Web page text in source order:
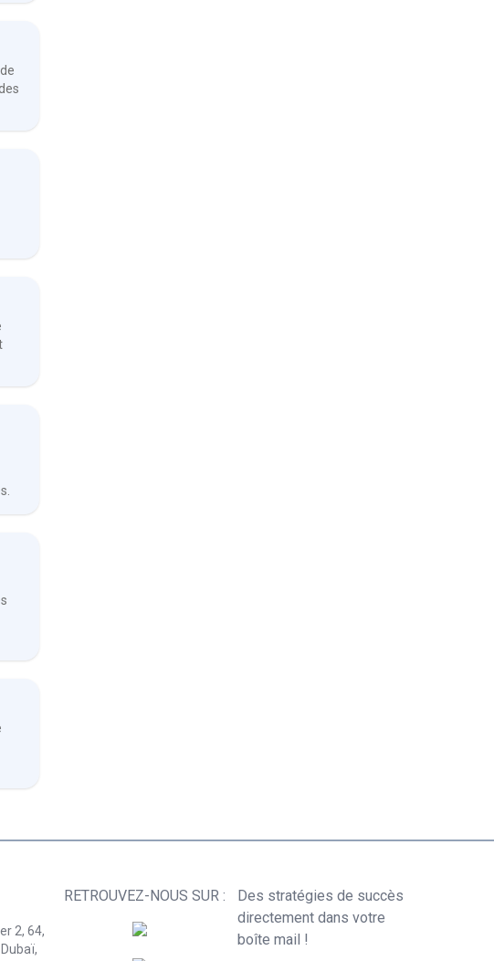
2, 64,
RETROUVEZ-NOUS SUR :
Des stratégies de succès
directement dans votre
boîte mail !